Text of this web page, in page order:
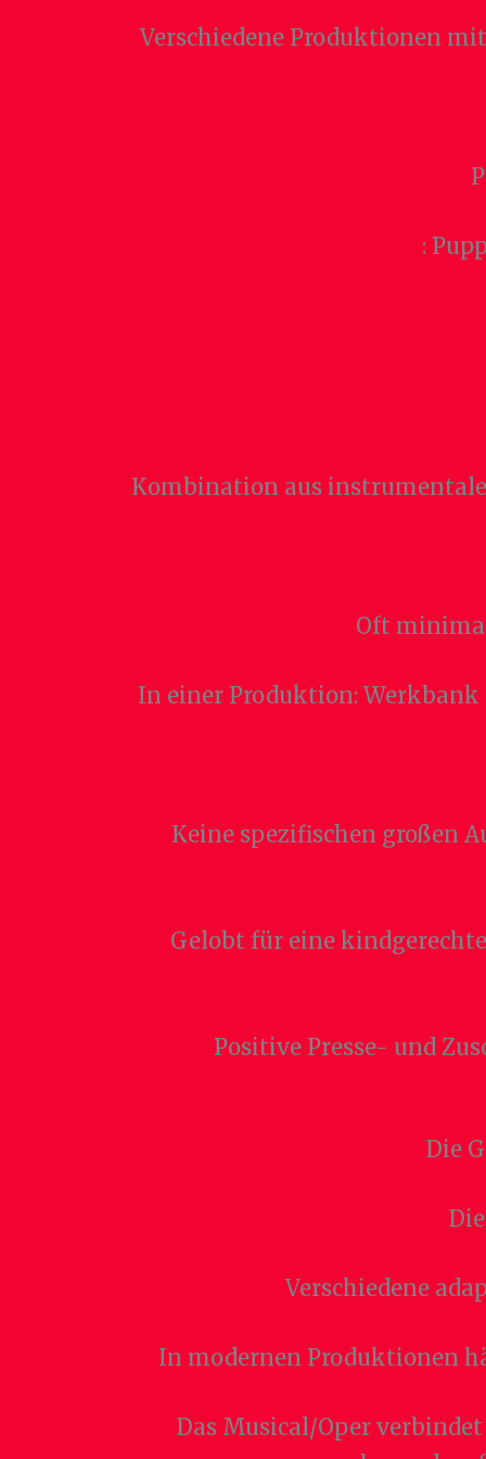
Verschiedene Produktionen
:
Kombination aus
Oft
In einer Produktion: Werkbank
Keine spezifischen großen
Gelobt für eine
Positive Presse- und
Die
Verschiedene
In modernen Produktionen
Das Musical/Oper